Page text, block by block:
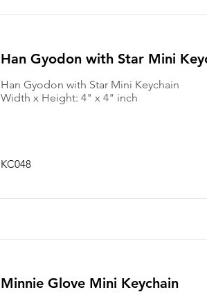
Han Gyodon with Star Mini
Han Gyodon with Star Mini Keychain
Width x Height: 4" x 4" inch
KC048
Minnie Glove Mini Keychain